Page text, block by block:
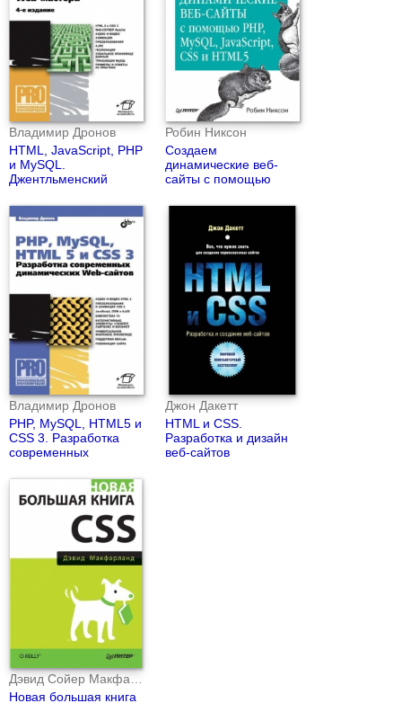
Владимир Дронов
HTML, JavaScript, PHP
и MySQL.
Джентльменский
(4-е издание)
Робин Никсон
Создаем
динамические веб-
сайты с помощью
JavaScript, CSS и
Владимир Дронов
PHP, MySQL, HTML5 и
CSS 3. Разработка
современных
сайтов.
Джон Дакетт
HTML и CSS.
Разработка и дизайн
веб-сайтов
Новая большая книга